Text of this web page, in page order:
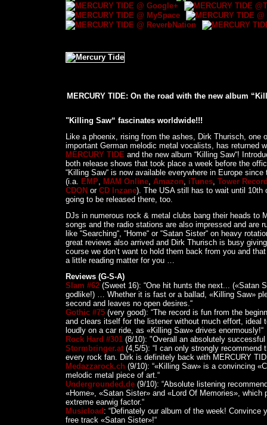
MERCURY TIDE: On the road with the new album
"Killing Saw“ fascinates worldwide!!!
Like a phoenix, rising from the ashes, Dirk Thurisch, one
important German melodic metal vocalists, has returned
MERCURY TIDE and the new album “Killing Saw“!
both release shows that took place a week before the
“Killing Saw“ is now available everywhere in Europe
(i.a. EMP, MAM Online, Amazon, iTunes, Tower
CDON or CD Inzane). The USA still has to wait until 10th
going to be released there, too.
DJs in numerous rock & metal clubs bang their heads to
songs and the radio stations are also impressed and are
like “Searching“, “Home“ or “Satan Sister“ on heavy
great reviews also arrived and Dirk Thurisch is busy
course we don’t want to hold them back from you and
a little reading matter for you …
Reviews (G-S-A)
Slam #62 (Sweet 16): “One hit hunts the next... («Satan
godlike!) … Whether it is fast or a ballad, «Killing Saw»
second and leaves no open desires.“
Gothic #75 (very good): “The record is fun from the
and clears itself for the listener without much effort, ideal
loudly on a car ride, as «Killing Saw» drives enormously!“
Rock Hard #301 (8/10): "Overall an absolutely
Stormbringer.at (4,5/5): “I can only strongly recommend
every rock fan. Dirk is definitely back with MERCURY
Medazzarock.ch (9/10): “«Killing Saw» is a convincing
melodic metal piece of art.“
Undergrounded.de (9/10): “Absolute listening
«Home», «Satan Sister» and «Lord Of Memories», which
extreme earwig factor.“
Musicload : “Definately our album of the week! Convince
free track «Satan Sister»!“